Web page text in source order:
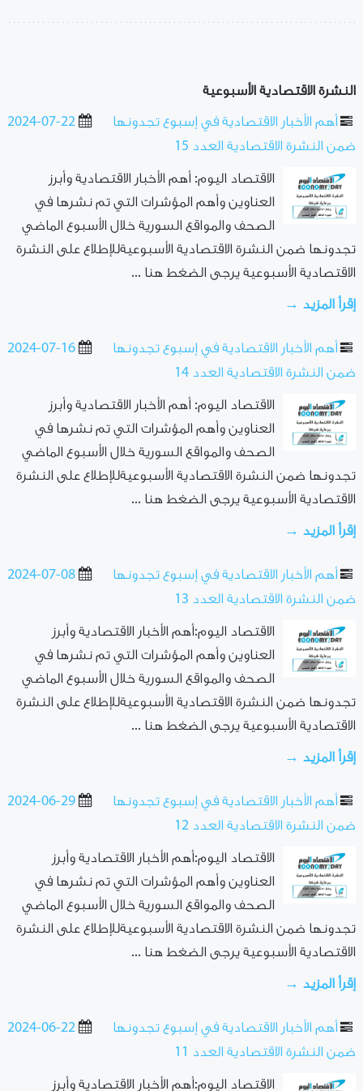
النشرة الاقتصادية الأسبوعية
2024-07-22
أهم الأخبار الاقتصادية في إسبوع تجدونها
ضمن النشرة الاقتصادية العدد 15
الاقتصاد اليوم: أهم الأخبار الاقتصادية وأبرز
العناوين وأهم المؤشرات التي تم نشرها في
الصحف والمواقع السورية خلال الأسبوع الماضي
تجدونها ضمن النشرة الاقتصادية الأسبوعيةللإطلاع على النشرة
الاقتصادية الأسبوعية يرجى الضغط هنا ...
إقرأ المزيد →
2024-07-16
أهم الأخبار الاقتصادية في إسبوع تجدونها
ضمن النشرة الاقتصادية العدد 14
الاقتصاد اليوم: أهم الأخبار الاقتصادية وأبرز
العناوين وأهم المؤشرات التي تم نشرها في
الصحف والمواقع السورية خلال الأسبوع الماضي
تجدونها ضمن النشرة الاقتصادية الأسبوعيةللإطلاع على النشرة
الاقتصادية الأسبوعية يرجى الضغط هنا ...
إقرأ المزيد →
2024-07-08
أهم الأخبار الاقتصادية في إسبوع تجدونها
ضمن النشرة الاقتصادية العدد 13
الاقتصاد اليوم:أهم الأخبار الاقتصادية وأبرز
العناوين وأهم المؤشرات التي تم نشرها في
الصحف والمواقع السورية خلال الأسبوع الماضي
تجدونها ضمن النشرة الاقتصادية الأسبوعيةللإطلاع على النشرة
الاقتصادية الأسبوعية يرجى الضغط هنا ...
إقرأ المزيد →
2024-06-29
أهم الأخبار الاقتصادية في إسبوع تجدونها
ضمن النشرة الاقتصادية العدد 12
الاقتصاد اليوم:أهم الأخبار الاقتصادية وأبرز
العناوين وأهم المؤشرات التي تم نشرها في
الصحف والمواقع السورية خلال الأسبوع الماضي
تجدونها ضمن النشرة الاقتصادية الأسبوعيةللإطلاع على النشرة
الاقتصادية الأسبوعية يرجى الضغط هنا ...
إقرأ المزيد →
2024-06-22
أهم الأخبار الاقتصادية في إسبوع تجدونها
ضمن النشرة الاقتصادية العدد 11
الاقتصاد اليوم:أهم الأخبار الاقتصادية وأبرز